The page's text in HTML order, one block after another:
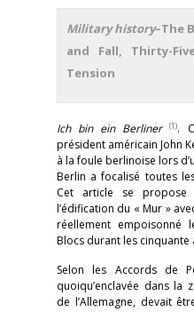
Military history–The
and Fall, Thirty-
Tension
Ich bin ein Berliner (1).
président américain John
à la foule berlinoise lors
Berlin a focalisé toutes
Cet article se propose
l’édification du « Mur »
réellement empoisonné
Blocs durant les
Selon les Accords de
quoiqu’enclavée dans la
de l’Allemagne, devait